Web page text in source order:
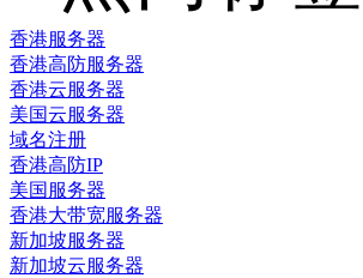
香港服务器
香港高防服务器
香港云服务器
美国云服务器
域名注册
香港高防IP
美国服务器
香港大带宽服务器
新加坡服务器
新加坡云服务器